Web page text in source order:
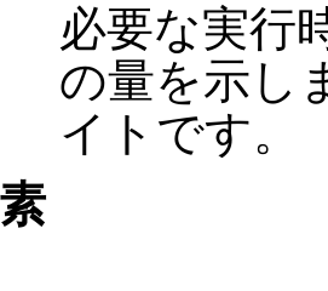
必要な実行
の量を示し
イトです。